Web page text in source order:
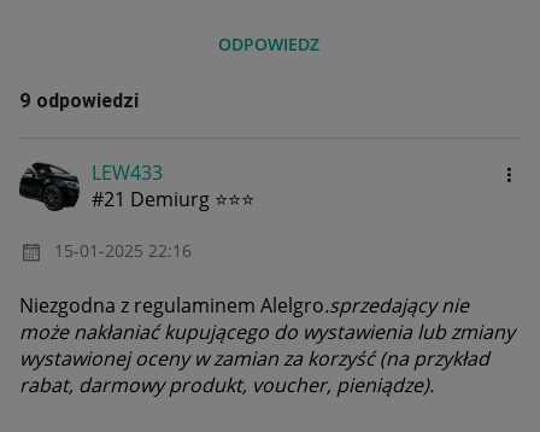
ODPOWIEDZ
9 odpowiedzi
LEW433
#21 Demiurg ⭐⭐⭐
‎15-01-2025 22:16
Niezgodna z regulaminem Alelgro.sprzedający nie
może nakłaniać kupującego do wystawienia lub zmiany
wystawionej oceny w zamian za korzyść (na przykład
rabat, darmowy produkt, voucher, pieniądze).